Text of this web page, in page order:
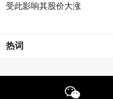
受此影响其股价大涨
热词